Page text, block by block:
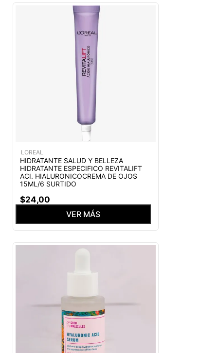
LOREAL
HIDRATANTE SALUD Y BELLEZA
HIDRATANTE ESPECIFICO REVITALIFT
ACI. HIALURONICOCREMA DE OJOS
15ML/6 SURTIDO
$24,00
VER MÁS